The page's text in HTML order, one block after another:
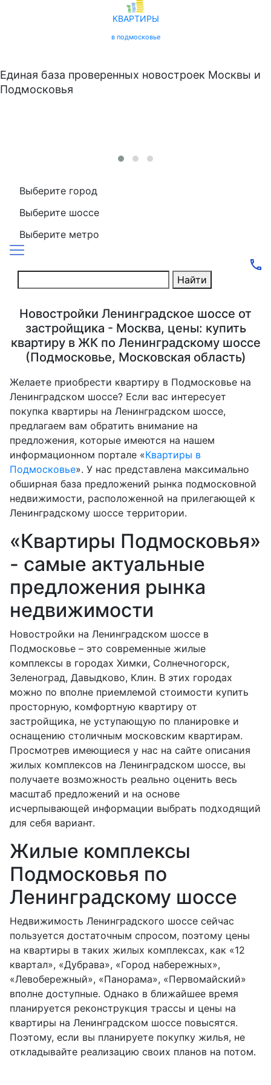
КВАРТИРЫ
в подмосковье
Единая база проверенных новостроек Москвы и
Подмосковья
Выберите город
Выберите шоссе
Выберите метро
Найти
Новостройки Ленинградское шоссе от
застройщика - Москва, цены: купить
квартиру в ЖК по Ленинградскому шоссе
(Подмосковье, Московская область)
Желаете приобрести квартиру в Подмосковье на
Ленинградском шоссе? Если вас интересует
покупка квартиры на Ленинградском шоссе,
предлагаем вам обратить внимание на
предложения, которые имеются на нашем
информационном портале «Квартиры в
Подмосковье». У нас представлена максимально
обширная база предложений рынка подмосковной
недвижимости, расположенной на прилегающей к
Ленинградскому шоссе территории.
«Квартиры Подмосковья»
- самые актуальные
предложения рынка
недвижимости
Новостройки на Ленинградском шоссе в
Подмосковье – это современные жилые
комплексы в городах Химки, Солнечногорск,
Зеленоград, Давыдково, Клин. В этих городах
можно по вполне приемлемой стоимости купить
просторную, комфортную квартиру от
застройщика, не уступающую по планировке и
оснащению столичным московским квартирам.
Просмотрев имеющиеся у нас на сайте описания
жилых комплексов на Ленинградском шоссе, вы
получаете возможность реально оценить весь
масштаб предложений и на основе
исчерпывающей информации выбрать подходящий
для себя вариант.
Жилые комплексы
Подмосковья по
Ленинградскому шоссе
Недвижимость Ленинградского шоссе сейчас
пользуется достаточным спросом, поэтому цены
на квартиры в таких жилых комплексах, как «12
квартал», «Дубрава», «Город набережных»,
«Левобережный», «Панорама», «Первомайский»
вполне доступные. Однако в ближайшее время
планируется реконструкция трассы и цены на
квартиры на Ленинградском шоссе повысятся.
Поэтому, если вы планируете покупку жилья, не
откладывайте реализацию своих планов на потом.